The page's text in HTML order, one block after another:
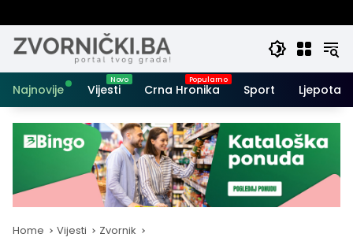
Najnovije Vijesti Crna Hronika Sport Ljepota i
Home Vijesti Zvornik